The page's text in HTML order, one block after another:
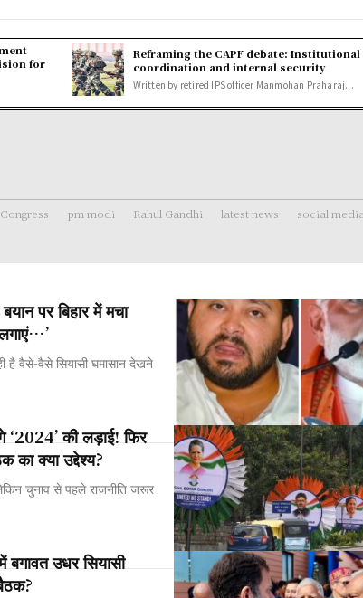
for
Reframing the CAPF debate:
coordination and internal security
Written by retired IPS officer Manmohan Praharaj...
Congress pm modi Rahul Gandhi latest news social media
पर बिहार में मचा
है वैसे-वैसे सियासी घमासान देखने
की लड़ाई! फिर
का क्या उद्देश्य?
चुनाव से पहले राजनीति जरूर
उधर सियासी